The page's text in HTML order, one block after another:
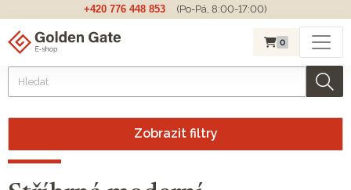
+420 776 448 853 (Po-Pá, 8:00-17:00)
0
Zobrazit filtry